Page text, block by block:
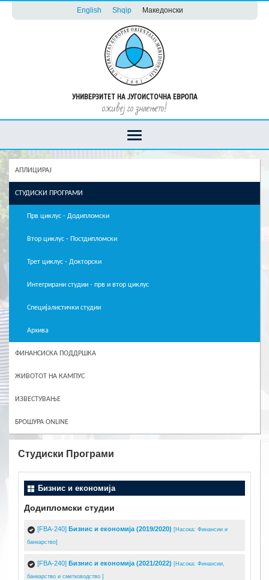
English Shqip Македонски
УНИВЕРЗИТЕТ НА ЈУГОИСТОЧНА ЕВРОПА
оживеј го знаењето!
АПЛИЦИРАЈ
СТУДИСКИ ПРОГРАМИ
Прв циклус - Додипломски
Втор циклус - Постдипломски
Трет циклус - Докторски
Интегрирани студии - прв и втор циклус
Специјалистички студии
Архива
ФИНАНСИСКА ПОДДРШКА
ЖИВОТОТ НА КАМПУС
ИЗВЕСТУВАЊЕ
БРОШУРА ONLINE
Студиски Програми
Бизнис и економија
Додипломски студии
[FBA-240] Бизнис и економија (2019/2020) [Насока: Финансии и
банкарство]
[FBA-240] Бизнис и економија (2021/2022) [Насока: Финансии,
банкарство и сметководство ]